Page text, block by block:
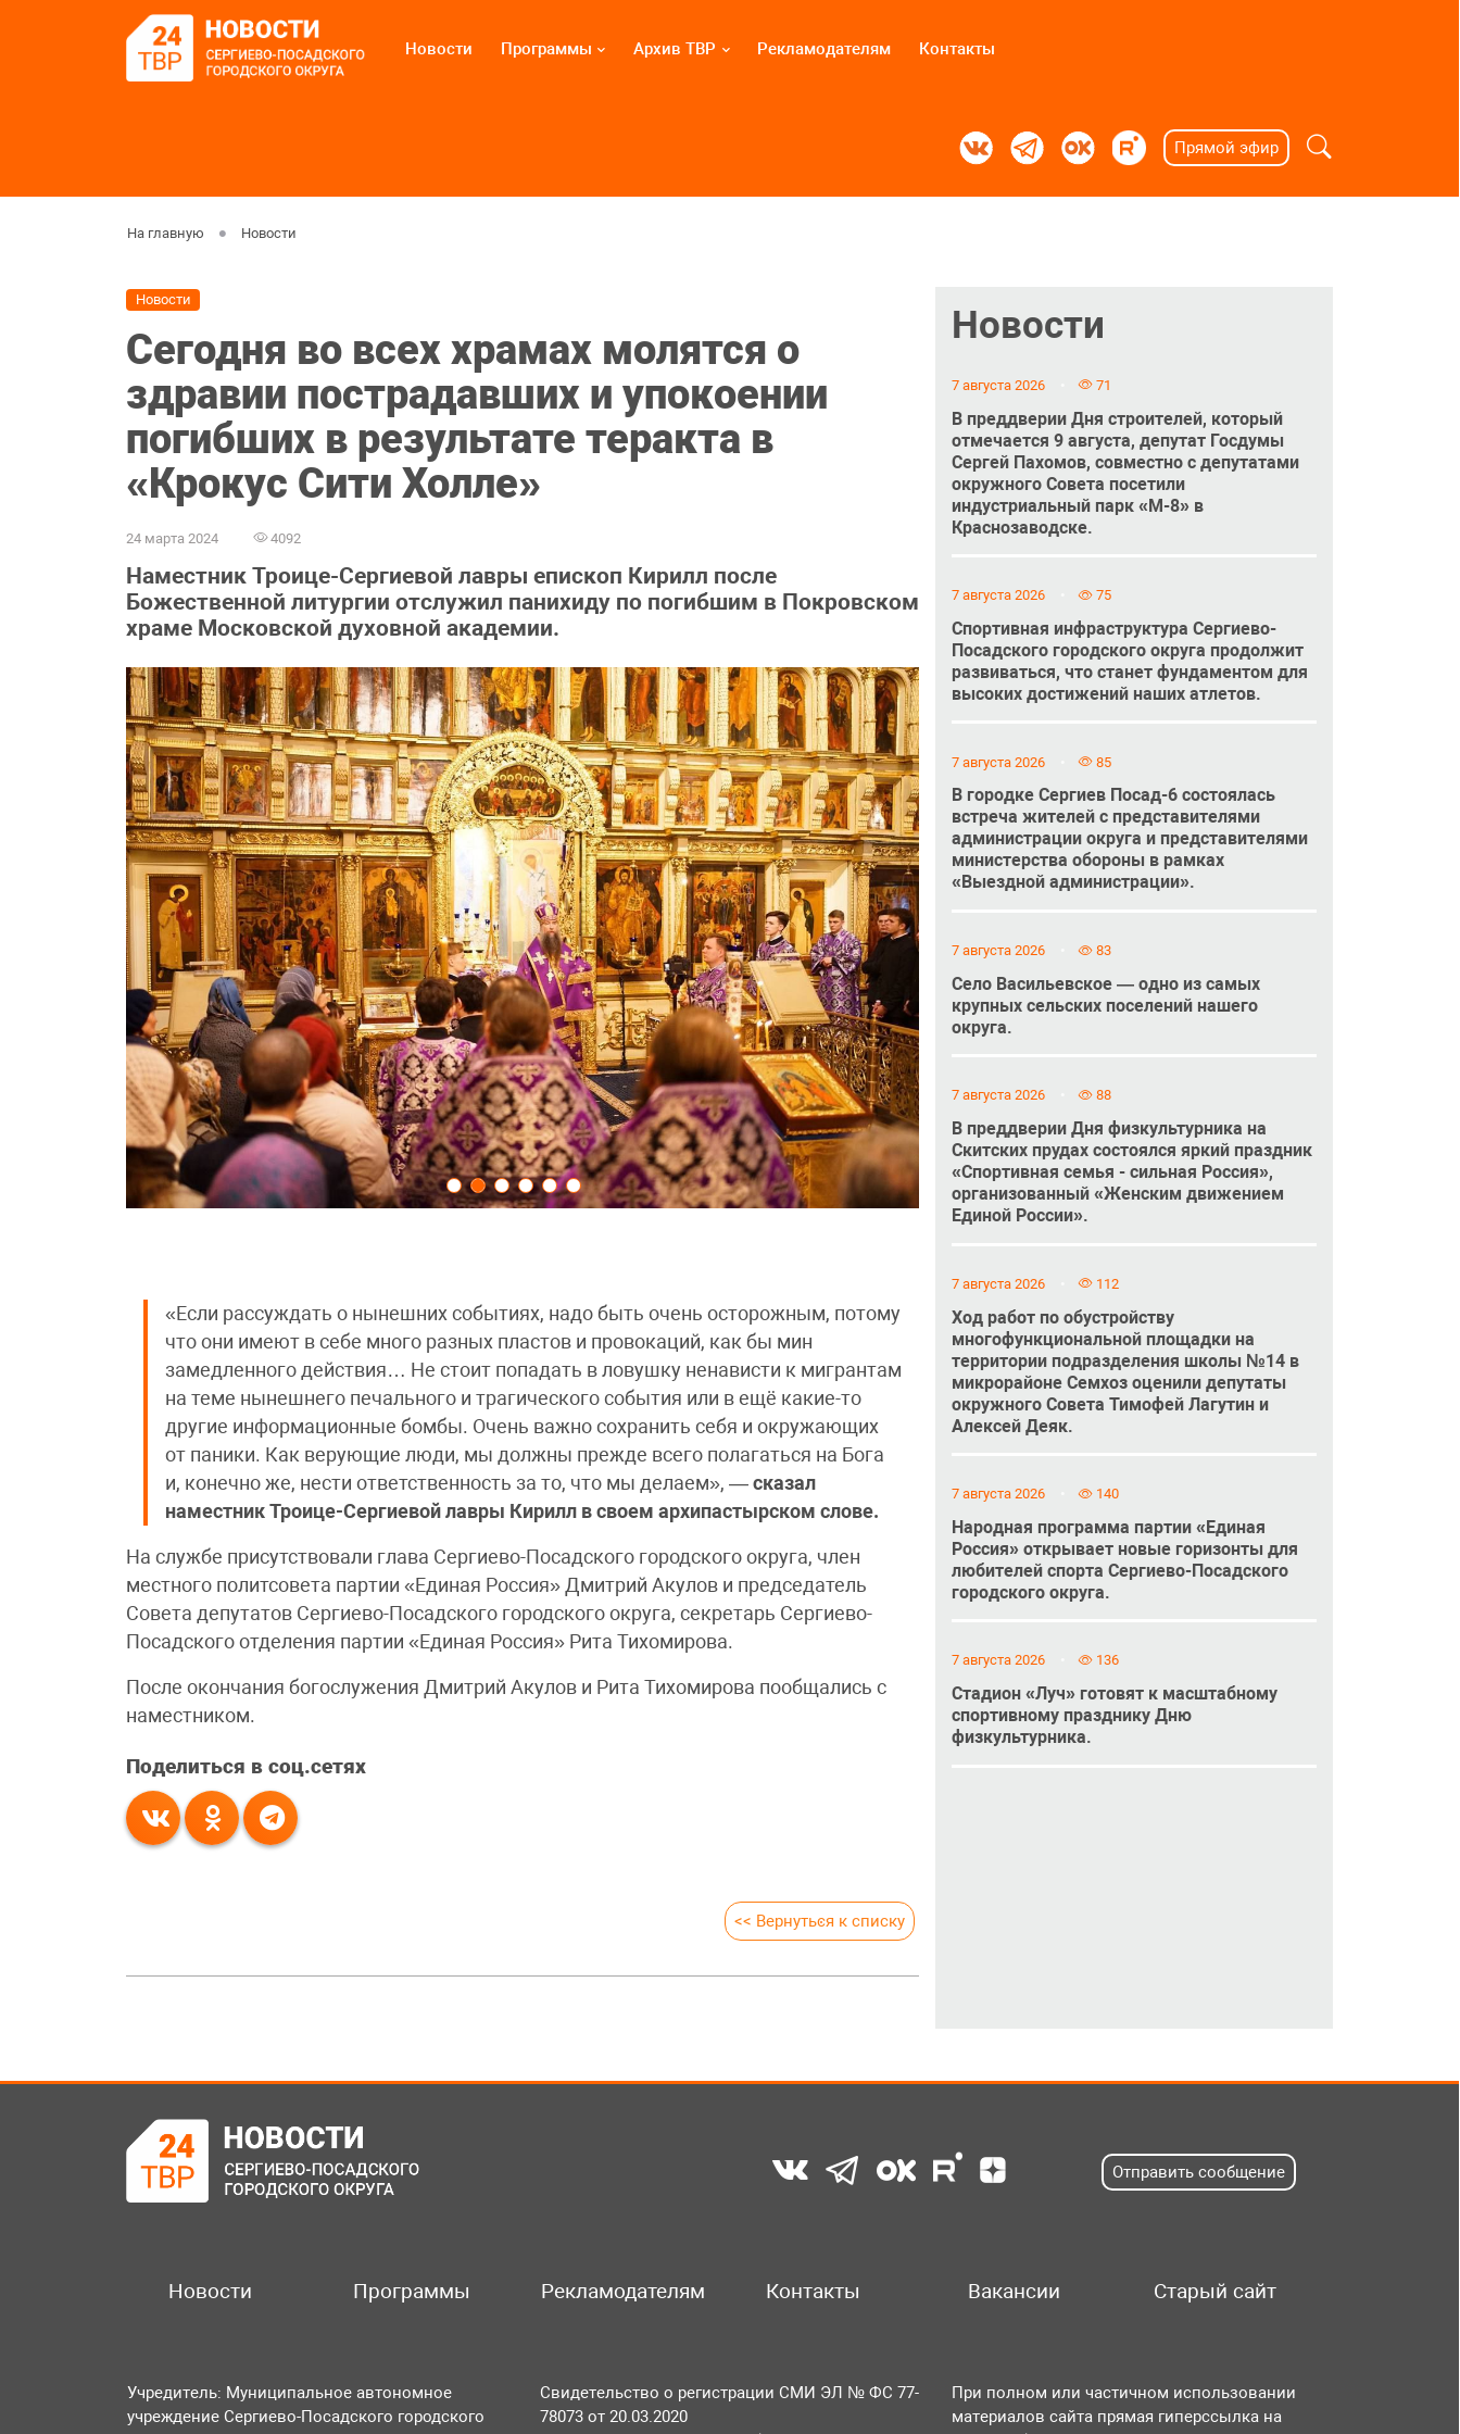
Новости Программы Архив ТВР Рекламодателям Контакты
Прямой эфир
На главную Новости
Новости
Сегодня во всех храмах молятся о
здравии пострадавших и упокоении
погибших в результате теракта в
«Крокус Сити Холле»
24 марта 2024 4092
Наместник Троице-Сергиевой лавры епископ Кирилл после
Божественной литургии отслужил панихиду по погибшим в Покровском
храме Московской духовной академии.
«Если рассуждать о нынешних событиях, надо быть очень осторожным, потому
что они имеют в себе много разных пластов и провокаций, как бы мин
замедленного действия… Не стоит попадать в ловушку ненависти к мигрантам
на теме нынешнего печального и трагического события или в ещё какие-то
другие информационные бомбы. Очень важно сохранить себя и окружающих
от паники. Как верующие люди, мы должны прежде всего полагаться на Бога
и, конечно же, нести ответственность за то, что мы делаем», —сказал
наместник Троице-Сергиевой лавры Кирилл в своем архипастырском слове.
На службе присутствовали глава Сергиево-Посадского городского округа, член
местного политсовета партии «Единая Россия» Дмитрий Акулов и председатель
Совета депутатов Сергиево-Посадского городского округа, секретарь Сергиево-
Посадского отделения партии «Единая Россия» Рита Тихомирова.
После окончания богослужения Дмитрий Акулов и Рита Тихомирова пообщались с
наместником.
Поделиться в соц.сетях
<< Вернуться к списку
Новости
7 августа 2026 71
В преддверии Дня строителей, который
отмечается 9 августа, депутат Госдумы
Сергей Пахомов, совместно с депутатами
окружного Совета посетили
индустриальный парк «М-8» в
Краснозаводске.
7 августа 2026 75
Спортивная инфраструктура Сергиево-
Посадского городского округа продолжит
развиваться, что станет фундаментом для
высоких достижений наших атлетов.
7 августа 2026 85
В городке Сергиев Посад-6 состоялась
встреча жителей с представителями
администрации округа и представителями
министерства обороны в рамках
«Выездной администрации».
7 августа 2026 83
Село Васильевское — одно из самых
крупных сельских поселений нашего
округа.
7 августа 2026 88
В преддверии Дня физкультурника на
Скитских прудах состоялся яркий праздник
«Спортивная семья - сильная Россия»,
организованный «Женским движением
Единой России».
7 августа 2026 112
Ход работ по обустройству
многофункциональной площадки на
территории подразделения школы №14 в
микрорайоне Семхоз оценили депутаты
окружного Совета Тимофей Лагутин и
Алексей Деяк.
7 августа 2026 140
Народная программа партии «Единая
Россия» открывает новые горизонты для
любителей спорта Сергиево-Посадского
городского округа.
7 августа 2026 136
Стадион «Луч» готовят к масштабному
спортивному празднику Дню
физкультурника.
Отправить сообщение
Новости Программы Рекламодателям Контакты Вакансии Старый сайт
Учредитель: Муниципальное автономное
учреждение Сергиево-Посадского городского
Свидетельство о регистрации СМИ ЭЛ № ФС 77-
78073 от 20.03.2020
При полном или частичном использовании
материалов сайта прямая гиперссылка на